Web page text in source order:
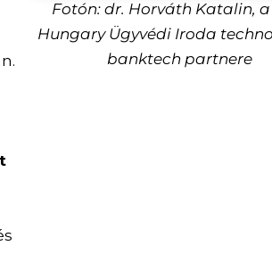
Fotón: dr. Horváth Katalin, a
Hungary Ügyvédi Iroda
banktech partnere